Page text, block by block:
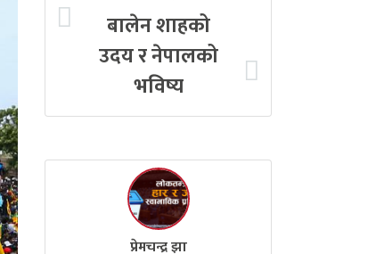
बालेन शाहको
उदय र नेपालको
भविष्य
प्रेमचन्द्र झा